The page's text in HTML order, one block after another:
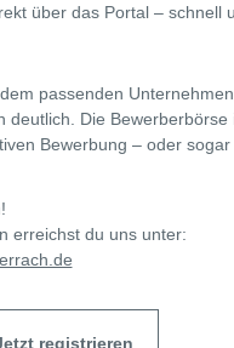
über das Portal – schnell
passenden
deutlich. Die Bewerberbörse
Bewerbung – oder
erreichst du uns unter:
registrieren